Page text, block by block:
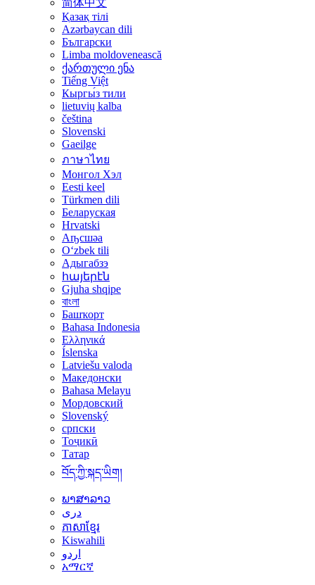
Қазақ тілі
Azərbaycan dili
Български
Limba moldovenească
ქართული ენა
Tiếng Việt
Кыргы́з тили
lietuvių kalba
čeština
Slovenski
Gaeilge
ภาษาไทย
Монгол Хэл
Eesti keel
Türkmen dili
Беларуская
Hrvatski
Аҧсшәа
Oʻzbek tili
Адыгабзэ
հայերէն
Gjuha shqipe
বাংলা
Башҡорт
Bahasa Indonesia
Ελληνικά
Íslenska
Latviešu valoda
Македонски
Bahasa Melayu
Мордовский
Slovenský
српски
Тоҷикӣ
Татар
བོད་ཀྱི་སྐད་ཡིག།
ພາສາລາວ
دری
ភាសាខ្មែរ
Kiswahili
اردو
አማርኛ